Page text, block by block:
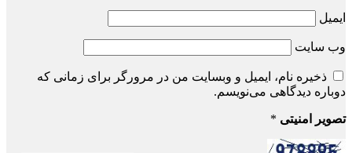
ایمیل
وب‌ سایت
ذخیره نام، ایمیل و وبسایت من در مرورگر برای زمانی که
دوباره دیدگاهی می‌نویسم.
تصویر امنیتی *